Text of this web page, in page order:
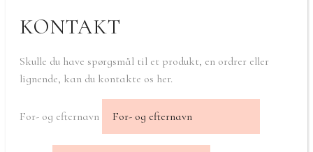
KONTAKT
Skulle du have spørgsmål til et produkt, en ordrer eller
lignende, kan du kontakte os her.
For- og efternavn